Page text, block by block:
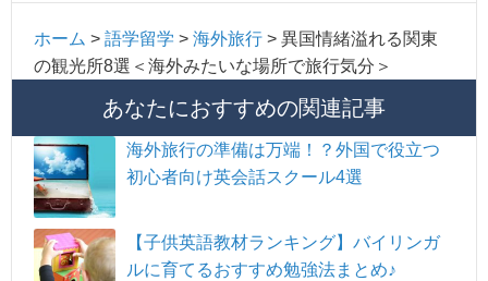
ホーム > 語学留学 > 海外旅行 > 異国情緒溢れる関東
の観光所8選＜海外みたいな場所で旅行気分＞
あなたにおすすめの関連記事
海外旅行の準備は万端！？外国で役立つ
初心者向け英会話スクール4選
【子供英語教材ランキング】バイリンガ
ルに育てるおすすめ勉強法まとめ♪